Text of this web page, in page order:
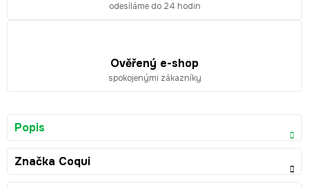
odesíláme do 24 hodin
Ověřený e-shop
spokojenými zákazníky
Popis
Značka Coqui